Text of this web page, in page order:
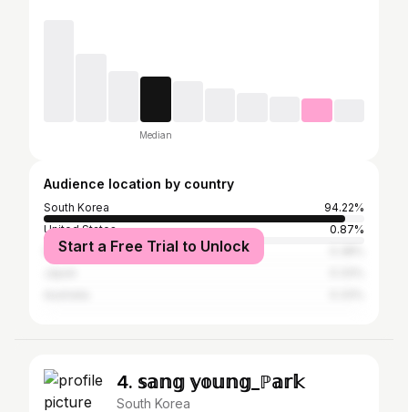
Median
Audience location by country
South Korea
94.22%
United States
0.87%
Germany
Start a Free Trial to Unlock
4. 𝕤𝕒𝕟𝕘 𝕪𝕠𝕦𝕟𝕘_ℙ𝕒𝕣𝕜
South Korea